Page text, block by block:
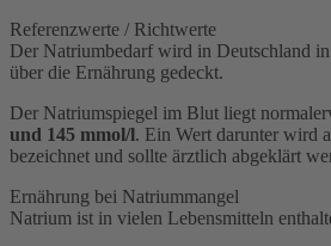
Referenzwerte / Richtwerte
Der Natriumbedarf wird in Deutschland
über die Ernährung gedeckt.
Der Natriumspiegel im Blut liegt
und 145 mmol/l. Ein Wert darunter wird
bezeichnet und sollte ärztlich abgeklärt
Ernährung bei Natriummangel
Natrium ist in vielen Lebensmitteln